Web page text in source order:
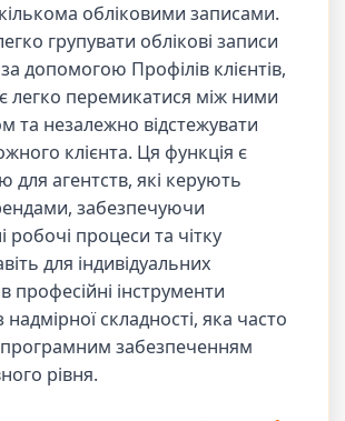
обліковими записами.
групувати облікові записи
допомогою Профілів клієнтів,
легко перемикатися між ними
та незалежно відстежувати
клієнта. Ця функція є
для агентств, які керують
забезпечуючи
робочі процеси та чітку
для індивідуальних
професійні інструменти
надмірної складності, яка часто
забезпеченням
рівня.